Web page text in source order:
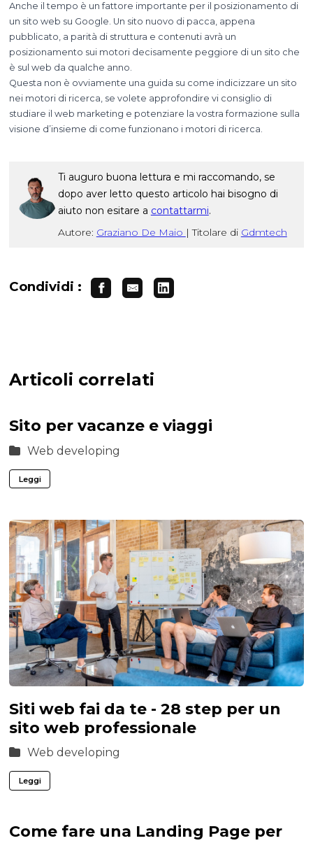
Anche il tempo è un fattore importante per il posizionamento di
un sito web su Google. Un sito nuovo di pacca, appena
pubblicato, a parità di struttura e contenuti avrà un
posizionamento sui motori decisamente peggiore di un sito che
è sul web da qualche anno.
Questa non è ovviamente una guida su come indicizzare un sito
nei motori di ricerca, se volete approfondire vi consiglio di
studiare il web marketing e potenziare la vostra formazione sulla
visione d’insieme di come funzionano i motori di ricerca.
Ti auguro buona lettura e mi raccomando, se
dopo aver letto questo articolo hai bisogno di
aiuto non esitare a contattarmi.
Autore: Graziano De Maio | Titolare di Gdmtech
Condividi :
Articoli correlati
Sito per vacanze e viaggi
Web developing
Leggi
Siti web fai da te - 28 step per un
sito web professionale
Web developing
Leggi
Come fare una Landing Page per